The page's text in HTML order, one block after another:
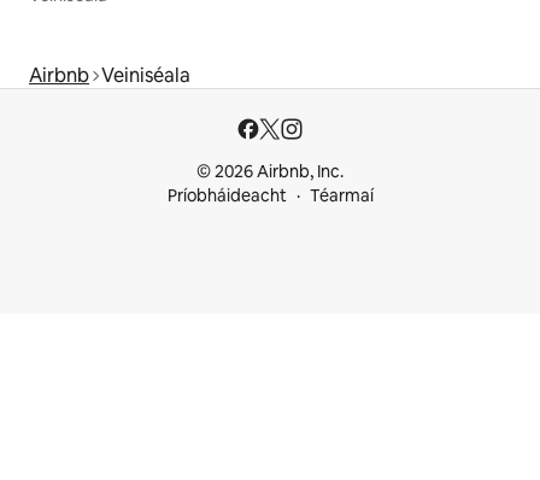
Airbnb Veiniséala
© 2026 Airbnb, Inc.
Príobháideacht
Téarmaí